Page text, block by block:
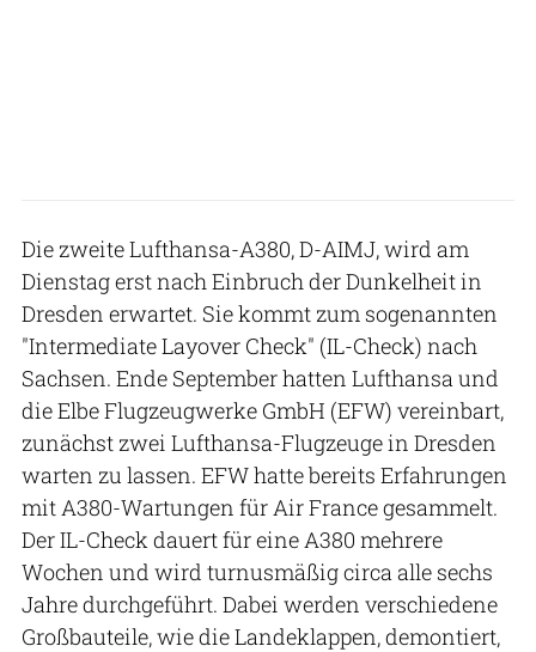
Die zweite Lufthansa-A380, D-AIMJ, wird am
Dienstag erst nach Einbruch der Dunkelheit in
Dresden erwartet. Sie kommt zum sogenannten
"Intermediate Layover Check" (IL-Check) nach
Sachsen. Ende September hatten Lufthansa und
die Elbe Flugzeugwerke GmbH (EFW) vereinbart,
zunächst zwei Lufthansa-Flugzeuge in Dresden
warten zu lassen. EFW hatte bereits Erfahrungen
mit A380-Wartungen für Air France gesammelt.
Der IL-Check dauert für eine A380 mehrere
Wochen und wird turnusmäßig circa alle sechs
Jahre durchgeführt. Dabei werden verschiedene
Großbauteile, wie die Landeklappen, demontiert,